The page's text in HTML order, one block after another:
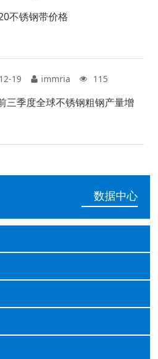
不锈钢带价格
19 immria 115
三季度全球不锈钢粗钢产量增
数据中心